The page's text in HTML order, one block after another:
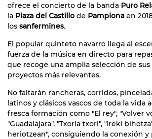
ofrece el concierto de la banda Puro
la Plaza del Castillo de Pamplona en
los sanfermines.
El popular quinteto navarro llega al
fuerza de la música en directo para
que recoge una amplia selección de sus
proyectos más relevantes.
No faltarán rancheras, corridos,
latinos y clásicos vascos de toda la vida
fresca formación como "El rey", "Volver
"Guadalajara", "Txoria txori", "Ireki
heriotzean", consiguiendo la conexión